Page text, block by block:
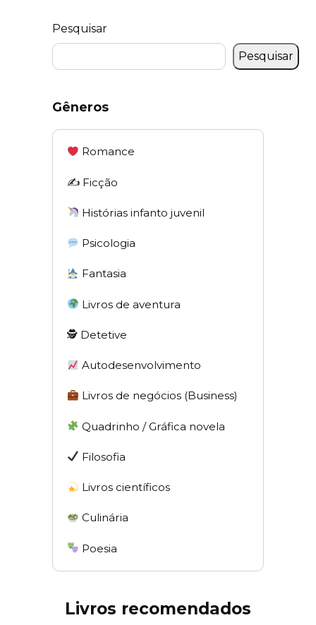
Pesquisar
Pesquisar
Gêneros
Romance
✍️ Ficção
Histórias infanto juvenil
Psicologia
Fantasia
Livros de aventura
🕵 Detetive
Autodesenvolvimento
Livros de negócios (Business)
Quadrinho / Gráfica novela
Filosofia
Livros científicos
Culinária
Poesia
Livros recomendados